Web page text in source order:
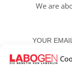
We are